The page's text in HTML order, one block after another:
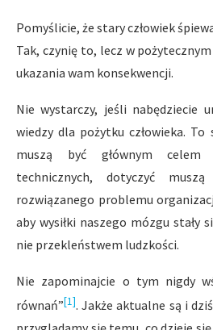
Pomyślicie, że stary człowiek
Tak, czynię to, lecz w
ukazania wam konsekwencji.
Nie wystarczy, jeśli nabędziecie
wiedzy dla pożytku człowieka.
muszą być głównym celem
technicznych, dotyczyć
rozwiązanego problemu
aby wysiłki naszego mózgu stały
nie przekleństwem ludzkości.
Nie zapominajcie o tym nigdy
równań”[1]. Jakże aktualne są i